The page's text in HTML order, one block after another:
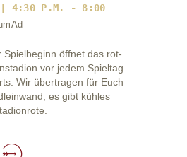
| 4:30 P.M. - 8:00
Spielbeginn öffnet das rot-
vor jedem Spieltag
Wir übertragen für Euch
es gibt kühles